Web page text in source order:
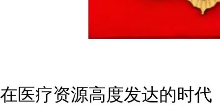
在医疗资源高度发达的时